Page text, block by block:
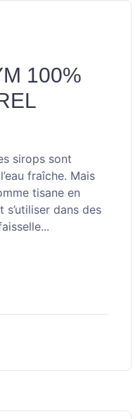
100%
sirops sont
fraîche. Mais
tisane en
s’utiliser dans des